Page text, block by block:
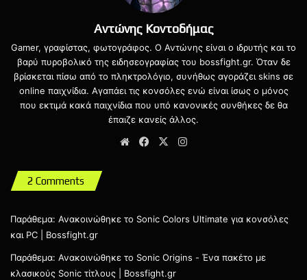
Η SEGA ανακοίνωσε επίσης πως το remastered τουSonic
Colorsθα κυκλοφορήσει τους επόμενους μήνες ενώ ένα
πακέτο με το κλασσικά παιχνίδια της σειράς για τις
κονσόλες τρέχουσες γενιάς.
Το νέο Sonic the Hedgehog βρίσκεται υπό ανάπτυξη
Αντώνης Κοντοδήμας
Gamer, γραφίστας, φωτογράφος. Ο Αντώνης είναι ο ιδρυτής και το
βαρύ πυροβολικό της ειδησεογραφίας του bossfight.gr. Όταν δε
βρίσκεται πίσω από το πληκτρολόγιο, συνήθως αγοράζει skins σε
online παιχνίδια. Αγαπάει τις κονσόλες ενώ είναι ίσως ο μόνος
που εκτιμά κακά παιχνίδια που υπό κανονικές συνθήκες δε θα
έπαιζε κανείς άλλος.
WebsiteFacebook
X
2 Comments
Παράθεμα: Ανακοινώθηκε το Sonic Colors Ultimate για κονσόλες
και PC | Bossfight.gr
Παράθεμα: Ανακοινώθηκε το Sonic Origins - Ένα πακέτο με
κλασικούς Sonic τίτλους | Bossfight.gr